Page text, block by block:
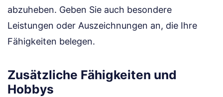
abzuheben. Geben Sie auch besondere
Leistungen oder Auszeichnungen an, die Ihre
Fähigkeiten belegen.
Zusätzliche Fähigkeiten und
Hobbys